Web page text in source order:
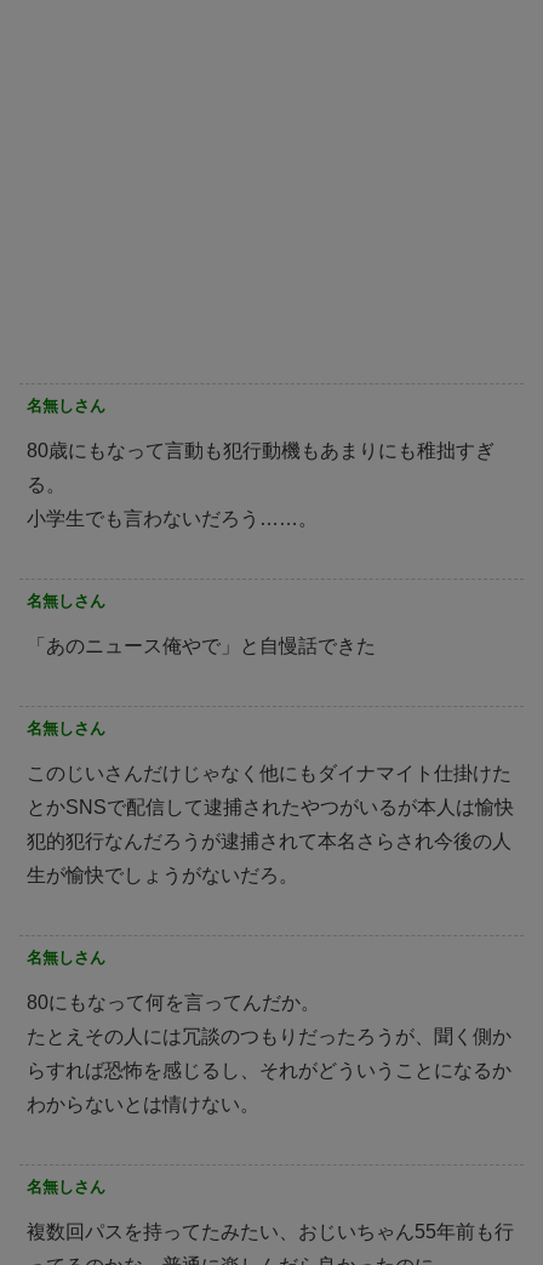
名無しさん
80歳にもなって言動も犯行動機もあまりにも稚拙すぎ
る。
小学生でも言わないだろう……。
名無しさん
「あのニュース俺やで」と自慢話できた
名無しさん
このじいさんだけじゃなく他にもダイナマイト仕掛けた
とかSNSで配信して逮捕されたやつがいるが本人は愉快
犯的犯行なんだろうが逮捕されて本名さらされ今後の人
生が愉快でしょうがないだろ。
名無しさん
80にもなって何を言ってんだか。
たとえその人には冗談のつもりだったろうが、聞く側か
らすれば恐怖を感じるし、それがどういうことになるか
わからないとは情けない。
名無しさん
複数回パスを持ってたみたい、おじいちゃん55年前も行